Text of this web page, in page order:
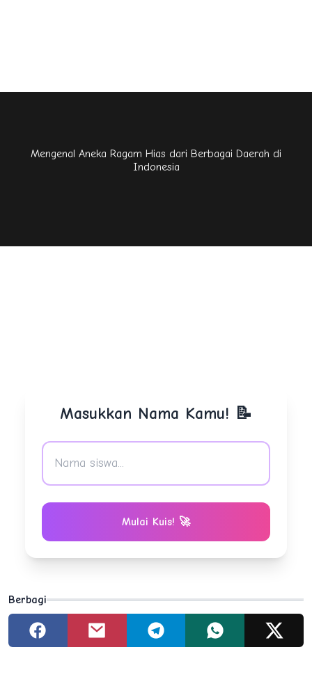
Mengenal Aneka Ragam Hias dari Berbagai Daerah di
Indonesia
Masukkan Nama Kamu! 📝
Mulai Kuis! 🚀
Berbagi